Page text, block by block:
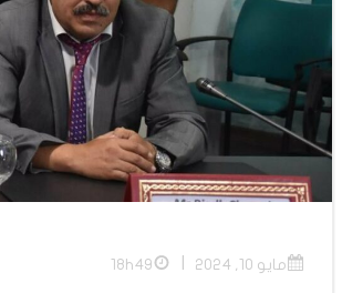
مايو 10, 2024 18h49